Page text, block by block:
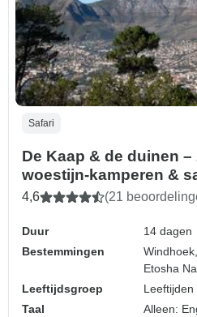
Safari
De Kaap & de duinen
woestijn-kamperen &
4,6 (21
Duur
14 dagen
Bestemmingen
Etosha
Leeftijdsgroep
Leeftijden
Taal
Alleen: